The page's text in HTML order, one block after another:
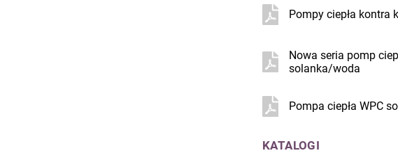
Pompy ciepła kontra
Nowa seria pomp
solanka/woda
Pompa ciepła WPC
KATALOGI